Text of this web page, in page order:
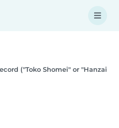
("Toko Shomei" or "Hanzai